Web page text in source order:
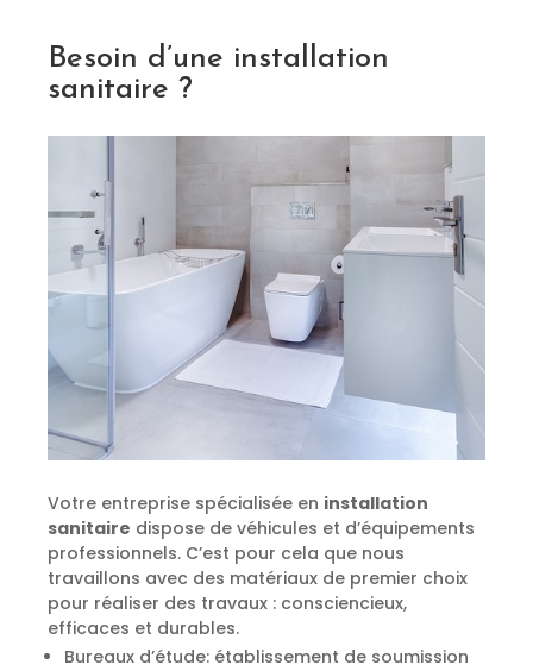
Besoin d’une installation
sanitaire ?
Votre entreprise spécialisée en installation
sanitaire dispose de véhicules et d’équipements
professionnels. C’est pour cela que nous
travaillons avec des matériaux de premier choix
pour réaliser des travaux : consciencieux,
efficaces et durables.
Bureaux d’étude: établissement de soumission